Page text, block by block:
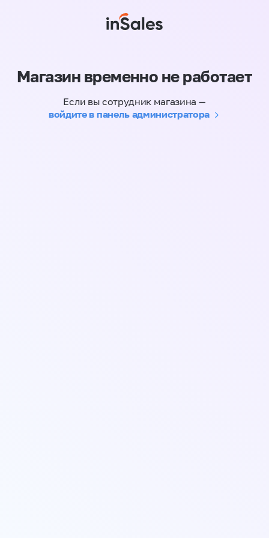
Магазин временно не работает
Если вы сотрудник магазина —
войдите в панель администратора